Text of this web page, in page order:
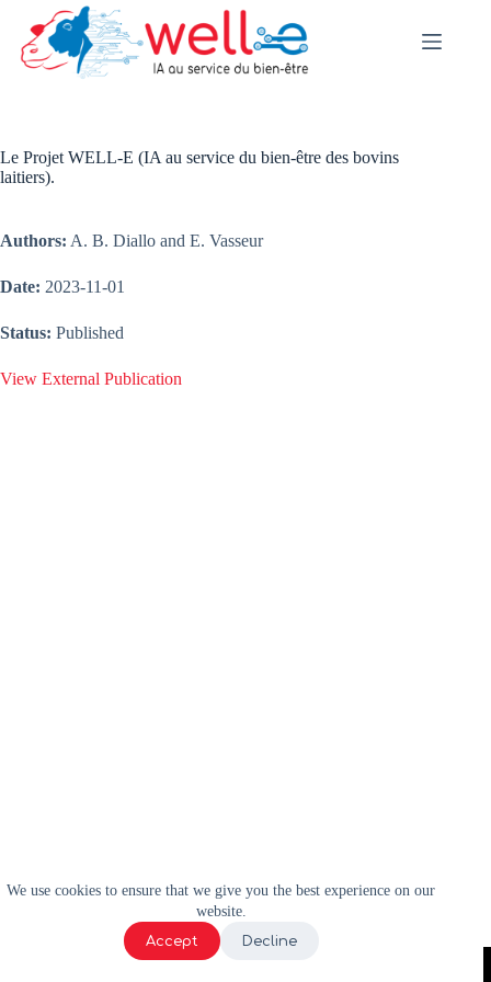
content
We use cookies to ensure that we give you the best experience on our
website.
Accept Decline
Le Projet WELL-E (IA au service du bien-être des bovins
laitiers).
Authors: A. B. Diallo and E. Vasseur
Date: 2023-11-01
Status: Published
View External Publication
2024 | WELL-E | Tous droits réservés |